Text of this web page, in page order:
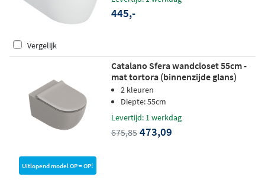
445,-
Vergelijk
Uitlopend model OP = OP!
Catalano Sfera wandcloset 55cm -
mat tortora (binnenzijde glans)
(model 2025)
2 kleuren
Diepte: 55cm
Levertijd: 1 werkdag
675,85 473,09